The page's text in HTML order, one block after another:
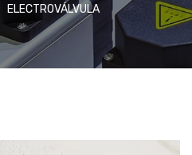
ELECTROVÁLVULA